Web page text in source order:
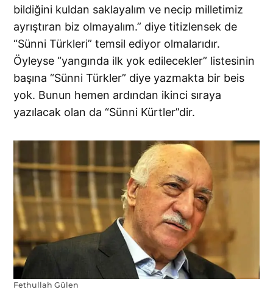
bildiğini kuldan saklayalım ve necip milletimiz
ayrıştıran biz olmayalım.” diye titizlensek de
“Sünni Türkleri” temsil ediyor olmalarıdır.
Öyleyse “yangında ilk yok edilecekler” listesinin
başına “Sünni Türkler” diye yazmakta bir beis
yok. Bunun hemen ardından ikinci sıraya
yazılacak olan da “Sünni Kürtler”dir.
Fethullah Gülen